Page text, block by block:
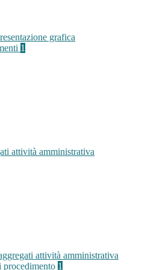
grafica
1
attività amministrativa
attività amministrativa
1